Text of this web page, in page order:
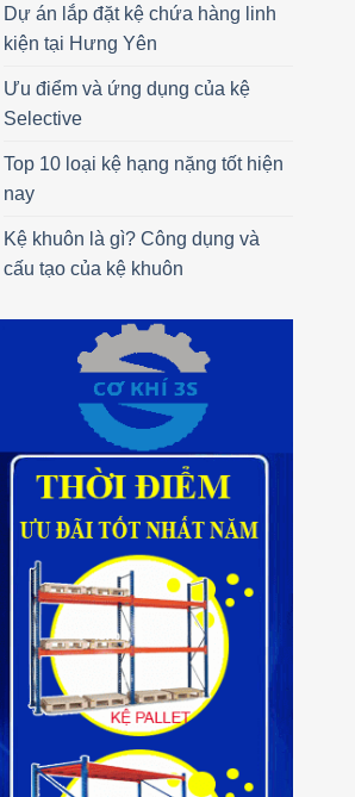
Dự án lắp đặt kệ chứa hàng linh
kiện tại Hưng Yên
Ưu điểm và ứng dụng của kệ
Selective
Top 10 loại kệ hạng nặng tốt hiện
nay
Kệ khuôn là gì? Công dụng và
cấu tạo của kệ khuôn